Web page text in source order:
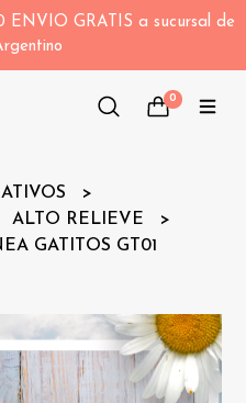
ENVIO GRATIS a sucursal de
0
ALTO RELIEVE
GATITOS GT01